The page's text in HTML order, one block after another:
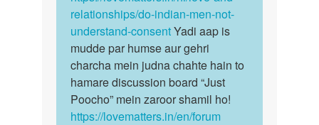
relationships/do-indian-men-not-
understand-consentYadi aap is
mudde par humse aur gehri
charcha mein judna chahte hain to
hamare discussion board “Just
Poocho” mein zaroor shamil ho!
https://lovematters.in/en/forum